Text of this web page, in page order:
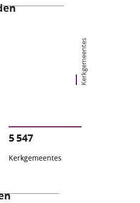
Kerkgemeentes
5 547
Kerkgemeentes